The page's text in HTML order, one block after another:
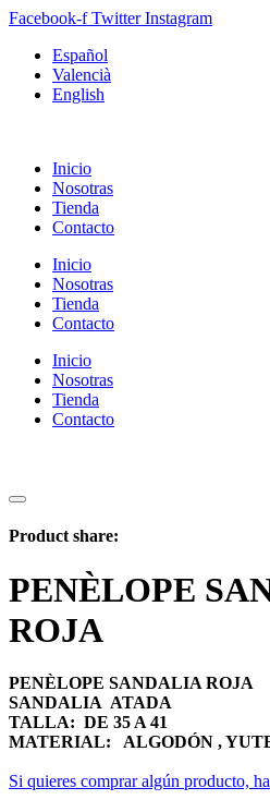
Facebook-f Twitter Instagram
Español
Valencià
English
Inicio
Nosotras
Tienda
Contacto
Inicio
Nosotras
Tienda
Contacto
Inicio
Nosotras
Tienda
Contacto
Product share:
PENÈLOPE
ROJA
PENÈLOPE SANDALIA ROJA
SANDALIA ATADA
TALLA: DE 35 A 41
MATERIAL: ALGODÓN ,
Si quieres comprar algún producto,